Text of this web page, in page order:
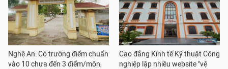
Nghệ An: Có trường điểm chuẩn
vào 10 chưa đến 3 điểm/môn,
Cao đẳng Kinh tế Kỹ thuật Công
nghiệp lập nhiều website "vệ